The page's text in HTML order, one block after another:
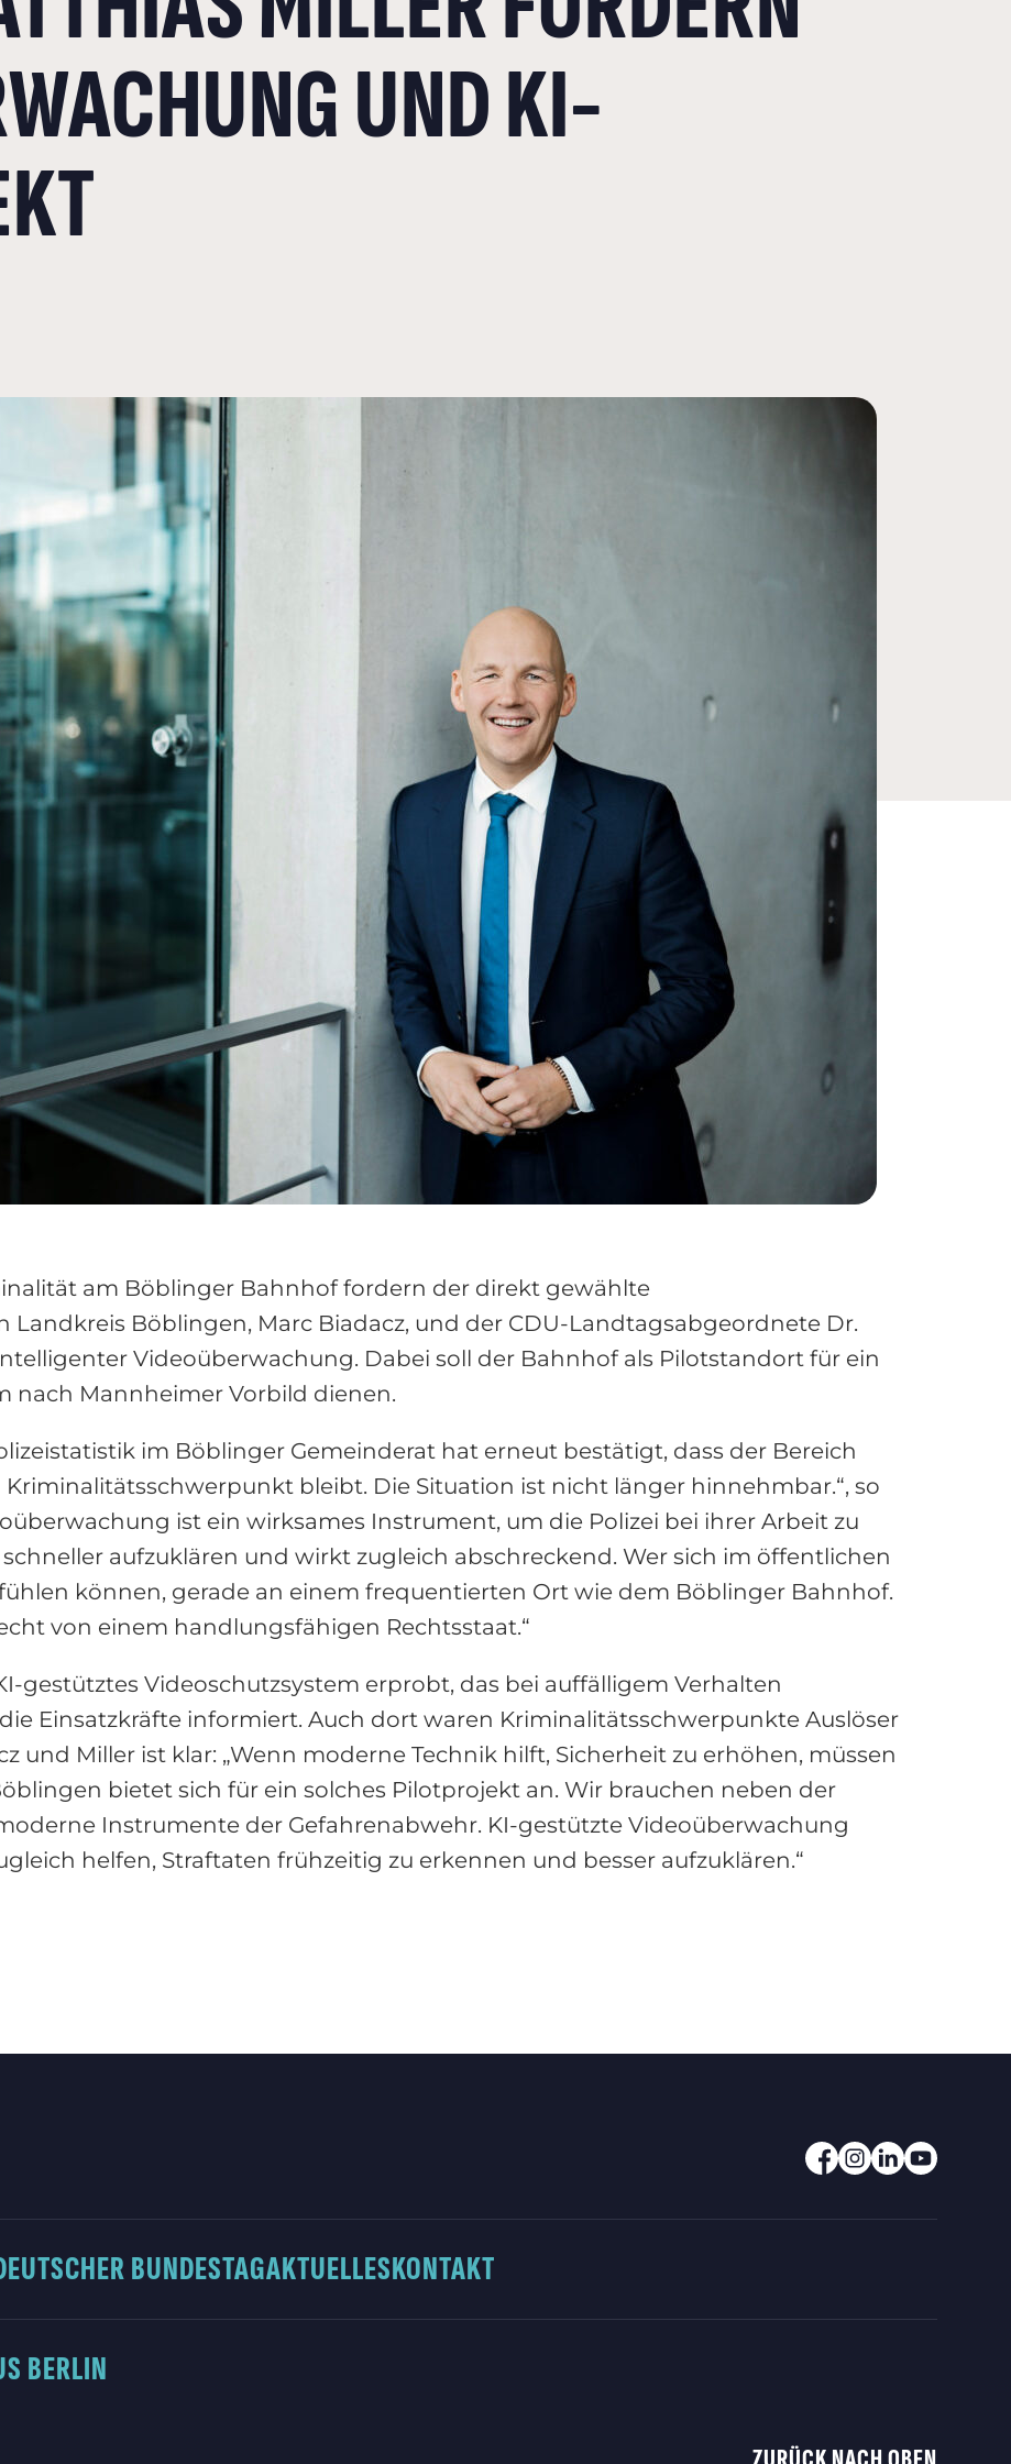
UND KI-
am Böblinger Bahnhof fordern der direkt gewählte
Böblingen, Marc Biadacz, und der CDU-Landtagsabgeordnete Dr.
Videoüberwachung. Dabei soll der Bahnhof als Pilotstandort für ein
nach Mannheimer Vorbild dienen.
im Böblinger Gemeinderat hat erneut bestätigt, dass der Bereich
bleibt. Die Situation ist nicht länger hinnehmbar.“, so
ist ein wirksames Instrument, um die Polizei bei ihrer Arbeit zu
aufzuklären und wirkt zugleich abschreckend. Wer sich im öffentlichen
können, gerade an einem frequentierten Ort wie dem Böblinger Bahnhof.
von einem handlungsfähigen Rechtsstaat.“
gestütztes Videoschutzsystem erprobt, das bei auffälligem Verhalten
Einsatzkräfte informiert. Auch dort waren Kriminalitätsschwerpunkte Auslöser
und Miller ist klar: „Wenn moderne Technik hilft, Sicherheit zu erhöhen, müssen
bietet sich für ein solches Pilotprojekt an. Wir brauchen neben der
Instrumente der Gefahrenabwehr. KI-gestützte Videoüberwachung
helfen, Straftaten frühzeitig zu erkennen und besser aufzuklären.“
BUNDESTAGAKTUELLESKONTAKT
BERLIN